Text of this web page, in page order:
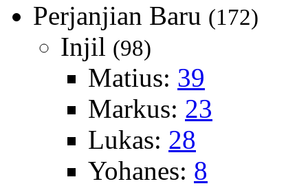
Perjanjian Baru (172)
Injil (98)
Matius: 39
Markus: 23
Lukas: 28
Yohanes: 8